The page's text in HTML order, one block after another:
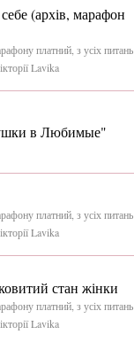
(архів, марафон
платний, з усіх питань
Lavika
в Любимые"
платний, з усіх питань
Lavika
стан жінки
платний, з усіх питань
Lavika